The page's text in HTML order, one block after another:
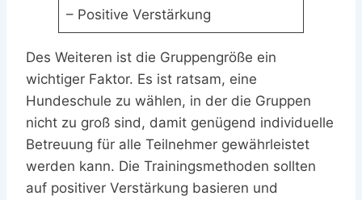
– Positive Verstärkung
Des Weiteren ist die Gruppengröße ein
wichtiger Faktor. Es ist ratsam, eine
Hundeschule zu wählen, in der die Gruppen
nicht zu groß sind, damit genügend individuelle
Betreuung für alle Teilnehmer gewährleistet
werden kann. Die Trainingsmethoden sollten
auf positiver Verstärkung basieren und